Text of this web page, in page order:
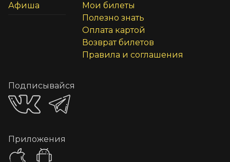
Афиша
Мои билеты
Полезно знать
Оплата картой
Возврат билетов
Правила и соглашения
Подписывайся
Приложения